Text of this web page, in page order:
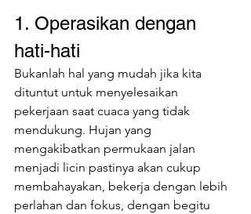
1. Operasikan dengan
hati-hati
Bukanlah hal yang mudah jika kita
dituntut untuk menyelesaikan
pekerjaan saat cuaca yang tidak
mendukung. Hujan yang
mengakibatkan permukaan jalan
menjadi licin pastinya akan cukup
membahayakan, bekerja dengan lebih
perlahan dan fokus, dengan begitu